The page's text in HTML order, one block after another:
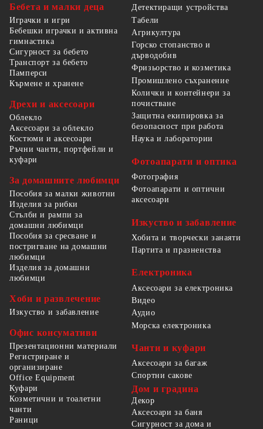
Бебета и малки деца
Играчки и игри
Бебешки играчки и активна
гимнастика
Сигурност за бебето
Транспорт за бебето
Памперси
Кърмене и хранене
Дрехи и аксесоари
Облекло
Аксесоари за облекло
Костюми и аксесоари
Ръчни чанти, портфейли и
куфари
За домашните любимци
Пособия за малки животни
Изделия за рибки
Стълби и рампи за
домашни любимци
Пособия за сресване и
постригване на домашни
любимци
Изделия за домашни
любимци
Хоби и развлечение
Изкуство и забавление
Офис консумативи
Презентационни материали
Регистриране и
организиране
Office Equipment
Детектиращи устройства
Табели
Агрикултура
Горско стопанство и
дърводобив
Фризьорство и козметика
Промишлено съхранение
Колички и контейнери за
почистване
Защитна екипировка за
безопасност при работа
Наука и лаборатории
Фотоапарати и оптика
Фотография
Фотоапарати и оптични
аксесоари
Изкуство и забавление
Хобита и творчески занаяти
Партита и празненства
Електроника
Аксесоари за електроника
Видео
Аудио
Морска електроника
Чанти и куфари
Аксесоари за багаж
Спортни сакове
Куфари
Козметични и тоалетни
чанти
Раници
Дом и градина
Декор
Аксесоари за баня
Сигурност за дома и